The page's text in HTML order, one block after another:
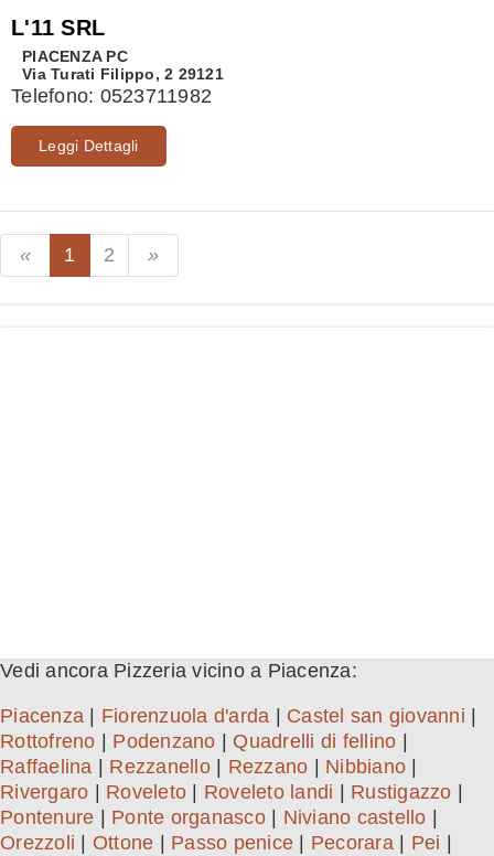
L'11 SRL
PIACENZA PC
Via Turati Filippo, 2 29121
Telefono: 0523711982
Leggi Dettagli
1 2
Vedi ancora Pizzeria vicino a Piacenza:
Piacenza Fiorenzuola d'arda Castel san giovanni
Rottofreno
Podenzano Quadrelli di fellino
Raffaelina
Rezzanello| Rezzano Nibbiano
Rivergaro
Roveleto Roveleto landi Rustigazzo
Pontenure
Ponte organasco| Niviano castello
Orezzoli
Ottone Passo penice Pecorara| Pei